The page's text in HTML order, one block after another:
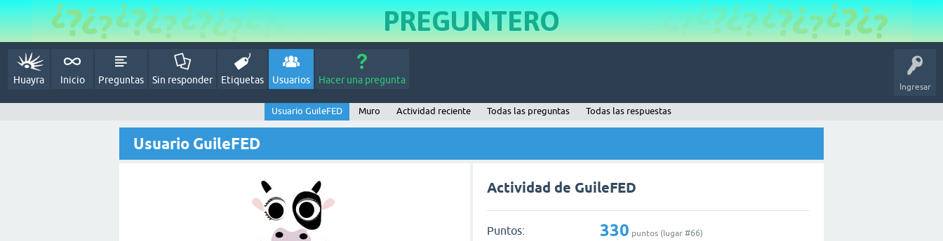
PREGUNTERO
Ingresar
Huayra Inicio Preguntas Sin responder Etiquetas Usuarios Hacer una pregunta
Usuario GuileFED Muro Actividad reciente Todas las preguntas Todas las respuestas
Usuario GuileFED
Actividad de GuileFED
Puntos: 330 puntos (lugar #66)